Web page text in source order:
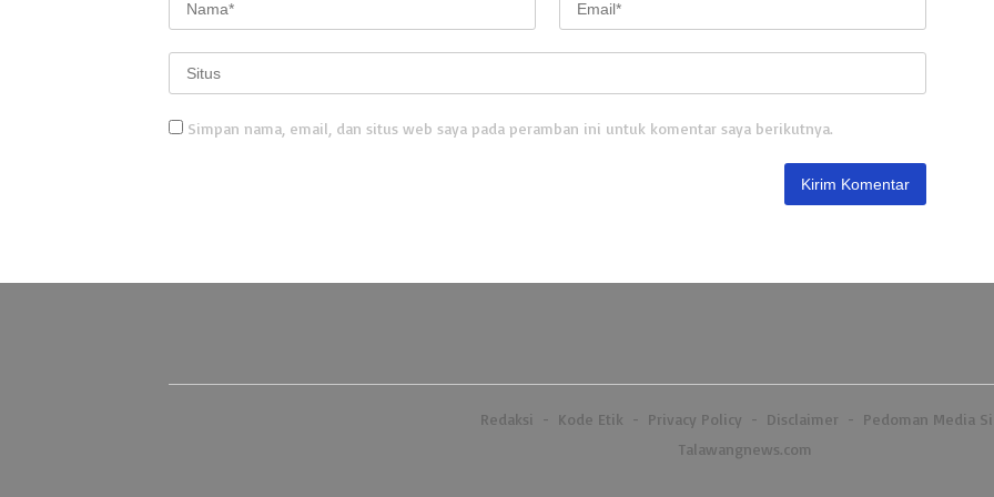
Simpan nama, email, dan situs web saya pada peramban ini untuk komentar saya berikutnya.
Redaksi Kode Etik Privacy Policy Disclaimer
Pedoman Media
Talawangnews.com